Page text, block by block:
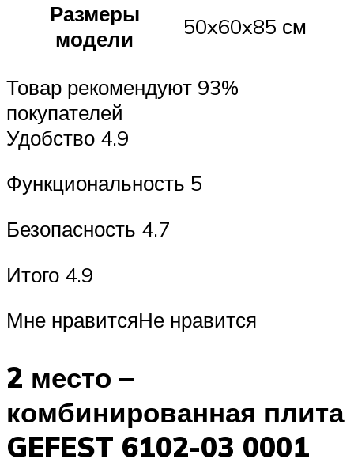
Размеры
модели
50x60x85 см
Товар рекомендуют 93%
покупателей
Удобство 4.9
Функциональность 5
Безопасность 4.7
Итого 4.9
Мне нравитсяНе нравится
2 место –
комбинированная плита
GEFEST 6102-03 0001